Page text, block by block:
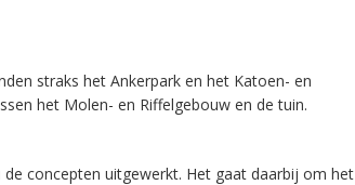
straks het Ankerpark en het Katoen- en
het Molen- en Riffelgebouw en de tuin.
concepten uitgewerkt. Het gaat daarbij om het